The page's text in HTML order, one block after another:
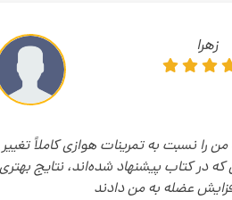
زهرا
را نسبت به تمرینات هوازی کاملاً تغییر
در کتاب پیشنهاد شده‌اند، نتایج بهتری
عضله به من دادند